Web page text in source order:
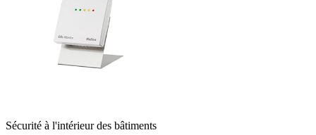
Sécurité à l'intérieur des bâtiments